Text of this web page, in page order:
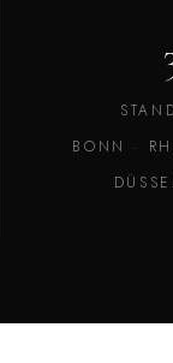
BONN ·